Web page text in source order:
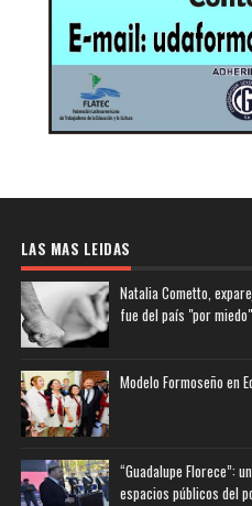
LAS MAS LEIDAS
Natalia Cometto,
fue del país "por miedo"
Modelo Formoseño en
“Guadalupe Florece”:
espacios públicos del